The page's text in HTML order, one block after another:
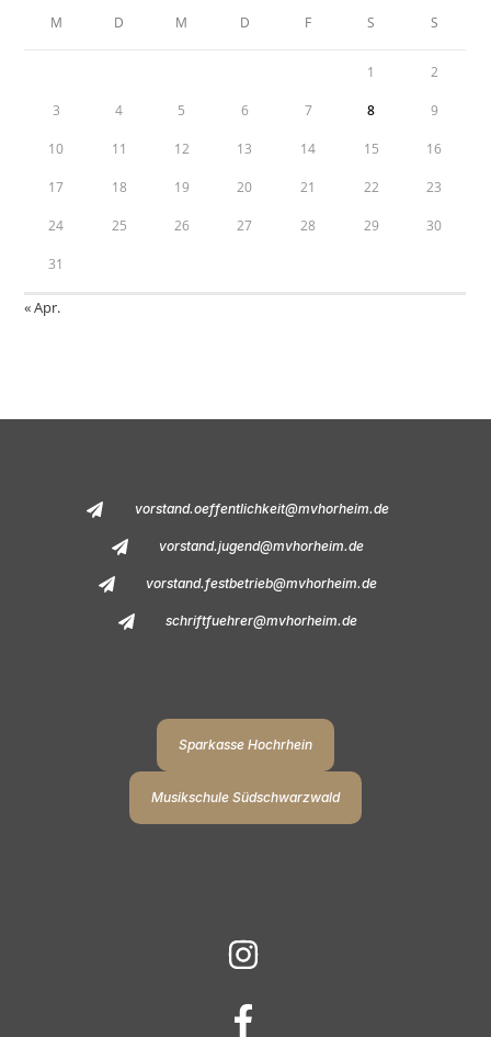
M D M D F S S
1 2
3 4 5 6 7 8 9
10 11 12 13 14 15 16
17 18 19 20 21 22 23
24 25 26 27 28 29 30
31
« Apr.
vorstand.oeffentlichkeit@mvhorheim.de
vorstand.jugend@mvhorheim.de
vorstand.festbetrieb@mvhorheim.de
schriftfuehrer@mvhorheim.de
Sparkasse Hochrhein
Musikschule Südschwarzwald